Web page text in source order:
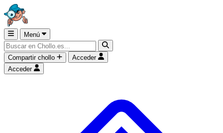
Menú
Compartir chollo
Acceder
Acceder